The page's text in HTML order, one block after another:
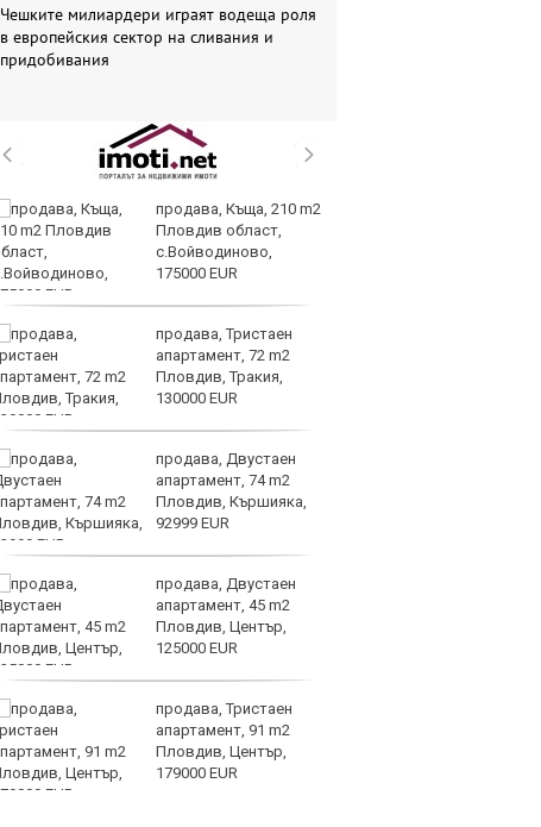
Чешките милиардери играят водеща роля
в европейския сектор на сливания и
придобивания
продава, Къща, 210 m2
Пловдив област,
с.Войводиново,
175000 EUR
продава, Тристаен
апартамент, 72 m2
Пловдив, Тракия,
130000 EUR
продава, Двустаен
апартамент, 74 m2
Пловдив, Кършияка,
92999 EUR
продава, Двустаен
апартамент, 45 m2
Пловдив, Център,
125000 EUR
продава, Тристаен
апартамент, 91 m2
Пловдив, Център,
179000 EUR